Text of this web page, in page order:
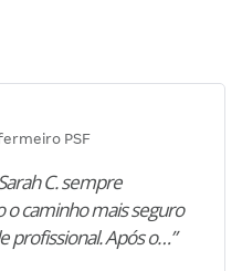
PSF
C. sempre
caminho mais seguro
profissional. Após o…”